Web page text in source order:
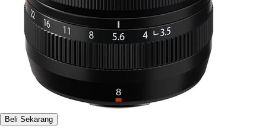
Beli Sekarang